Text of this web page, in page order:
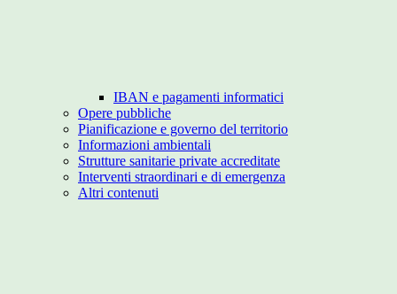
IBAN e pagamenti informatici
Opere pubbliche
Pianificazione e governo del territorio
Informazioni ambientali
Strutture sanitarie private accreditate
Interventi straordinari e di emergenza
Altri contenuti